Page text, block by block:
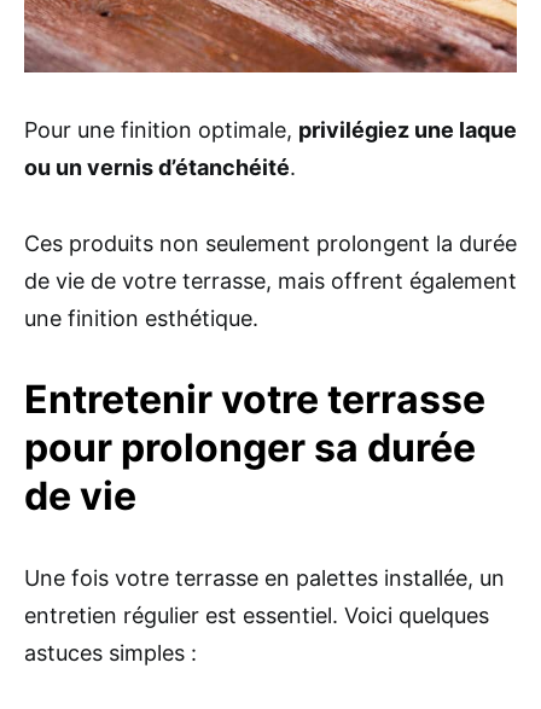
Pour une finition optimale, privilégiez une laque
ou un vernis d’étanchéité.
Ces produits non seulement prolongent la durée
de vie de votre terrasse, mais offrent également
une finition esthétique.
Entretenir votre terrasse
pour prolonger sa durée
de vie
Une fois votre terrasse en palettes installée, un
entretien régulier est essentiel. Voici quelques
astuces simples :